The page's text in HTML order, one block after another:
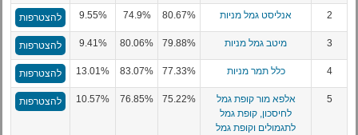
2 אנליסט גמל מניות 80.67%
74.9%
9.55% להצטרפות
3 מיטב גמל מניות 79.88%
80.06%
9.41% להצטרפות
4 כלל תמר מניות 77.33%
83.07%
13.01% להצטרפות
5
אלפא מור קופת גמל
לחיסכון, קופת גמל
לתגמולים וקופת גמל
75.22%
76.85%
10.57% להצטרפות